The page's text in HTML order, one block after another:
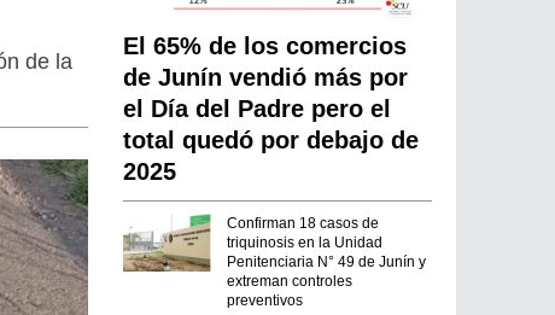
de la
El 65% de los comercios
de Junín vendió más por
el Día del Padre pero el
total quedó por debajo de
2025
Confirman 18 casos de
triquinosis en la Unidad
Penitenciaria N° 49 de Junín y
extreman controles
preventivos